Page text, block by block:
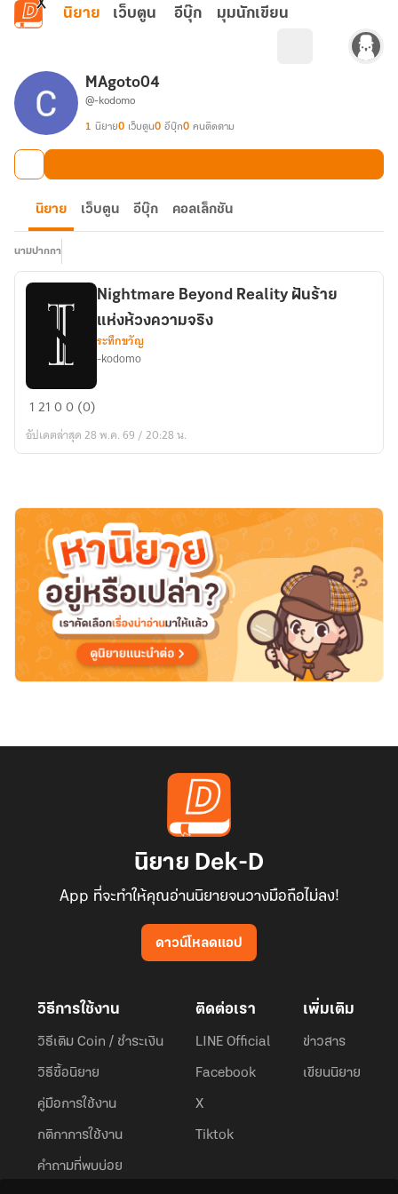
ข้ามไปยังเนื้อหาหลัก
นิยาย เว็บตูน อีบุ๊ก มุมนักเขียน
MAgoto04
@-kodomo
1 นิยาย0 เว็บตูน0 อีบุ๊ก0 คนติดตาม
นิยาย เว็บตูน อีบุ๊ก คอลเล็กชัน
นามปากกา
Nightmare
Reality
แห่ง
ห้วง
ความ
จริง
Nightmare Beyond Reality ฝันร้าย
แห่งห้วงความจริง
ระทึกขวัญ
-kodomo
12100 (0)
อัปเดตล่าสุด 28 พ.ค. 69 / 20:28 น.
นิยาย Dek-D
App ที่จะทำให้คุณอ่านนิยายจนวางมือถือไม่ลง!
ดาวน์โหลดแอป
วิธีการใช้งาน
วิธีเติม Coin / ชำระเงิน
วิธีซื้อนิยาย
คู่มือการใช้งาน
กติกาการใช้งาน
คำถามที่พบบ่อย
ติดต่อเรา
LINE Official
Facebook
X
Tiktok
เพิ่มเติม
ข่าวสาร
เขียนนิยาย